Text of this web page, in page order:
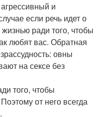
и
если речь идет о
ради того, чтобы
любят вас. Обратная
овны
на сексе без
того, чтобы
от него всегда